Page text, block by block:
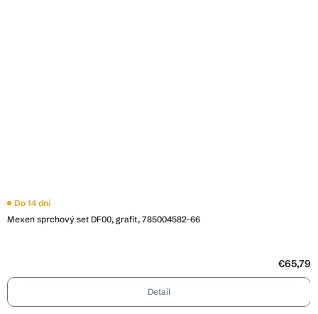
Mexen sprchový set DF00, grafit, 785004582-66
Do 14 dní
€65,79
Detail